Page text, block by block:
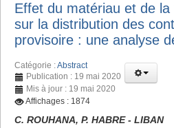
Effet du matériau et de
sur la distribution des
provisoire : une analyse
Catégorie :Abstract
Publication : 19 mai 2020
Mis à jour : 19 mai 2020
Affichages : 1874
C. ROUHANA, P. HABRE - LIBAN